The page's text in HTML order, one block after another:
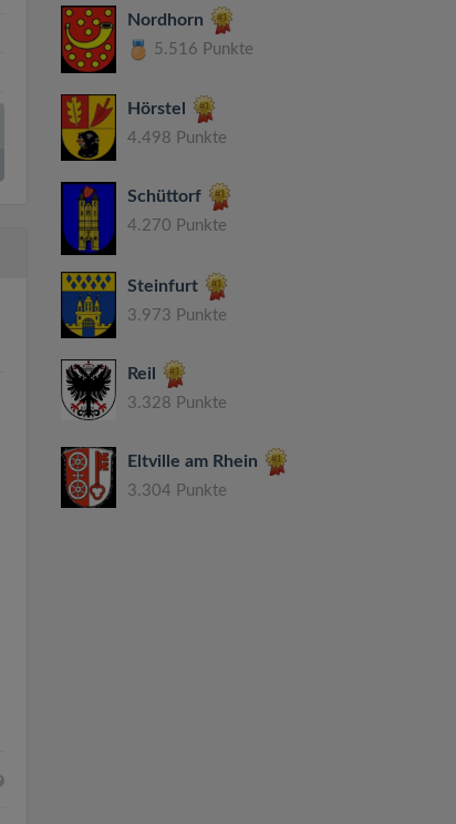
Nordhorn
5.516 Punkte
Hörstel
4.498 Punkte
Schüttorf
4.270 Punkte
Steinfurt
3.973 Punkte
Reil
3.328 Punkte
Eltville am Rhein
3.304 Punkte